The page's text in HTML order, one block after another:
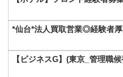
空
*仙台*法人買取営業◎経験者
【ビジネスG】(東京_管理職